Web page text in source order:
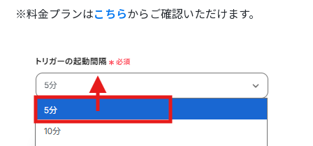
※料金プランはこちらからご確認いただけます。